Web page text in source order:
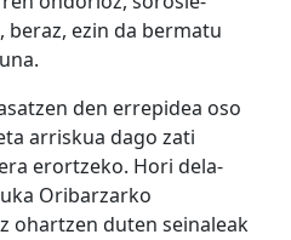
ezin da bermatu
den errepidea oso
arriskua dago zati
erortzeko. Hori dela-
Oribarzarko
ohartzen duten seinaleak